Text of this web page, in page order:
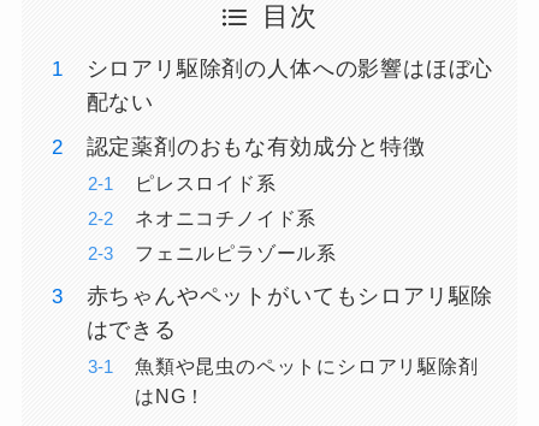
目次
シロアリ駆除剤の人体への影響はほぼ心
配ない
認定薬剤のおもな有効成分と特徴
ピレスロイド系
ネオニコチノイド系
フェニルピラゾール系
赤ちゃんやペットがいてもシロアリ駆除
はできる
魚類や昆虫のペットにシロアリ駆除剤
はNG！